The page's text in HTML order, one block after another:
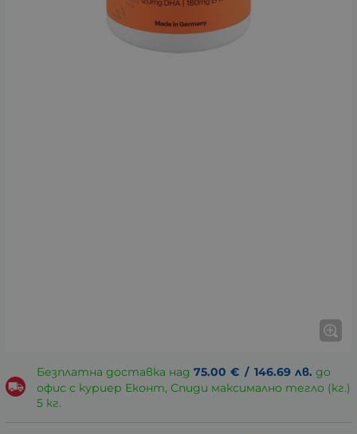
Безплатна доставка над 75.00 € / 146.69 лв. до
офис с куриер Еконт, Спиди максимално тегло (кг.)
5 кг.